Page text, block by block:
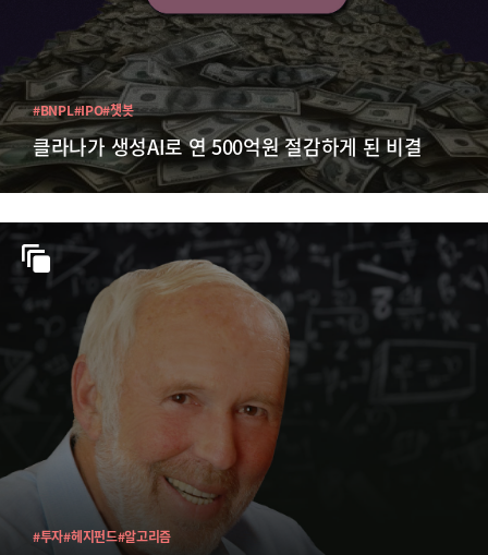
클라나가 생성AI로 연 500억원 절감하게 된 비결
#BNPL#IPO#챗봇
#투자#헤지펀드#알고리즘